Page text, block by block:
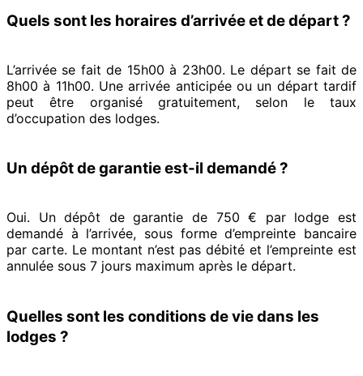
Quels sont les horaires d’arrivée et de départ ?
L’arrivée se fait de 15h00 à 23h00. Le départ se fait de
8h00 à 11h00. Une arrivée anticipée ou un départ tardif
peut être organisé gratuitement, selon le taux
d’occupation des lodges.
Un dépôt de garantie est-il demandé ?
Oui. Un dépôt de garantie de 750 € par lodge est
demandé à l’arrivée, sous forme d’empreinte bancaire
par carte. Le montant n’est pas débité et l’empreinte est
annulée sous 7 jours maximum après le départ.
Quelles sont les conditions de vie dans les
lodges ?